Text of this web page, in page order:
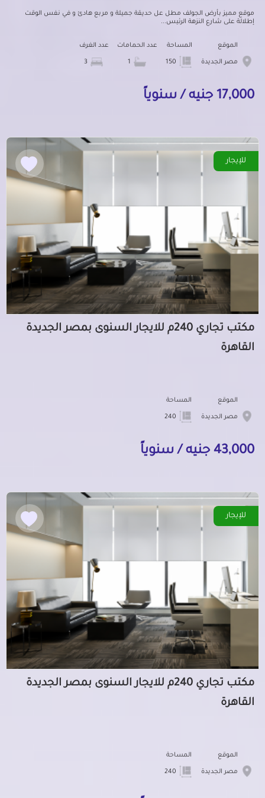
موقع مميز بأرض الجولف مطل عل حديقة جميلة و مربع هادئ و في نفس الوقت
إطلالة على شارع النزهة الرئيس...
الموقع
مصر الجديدة
المساحة عدد الحمامات عدد الغرف
17,000 جنيه / سنوياً
للإيجار
مكتب تجاري 240م للايجار السنوى بمصر الجديدة
القاهرة
الموقع
مصر الجديدة
المساحة
43,000 جنيه / سنوياً
للإيجار
مكتب تجاري 240م للايجار السنوى بمصر الجديدة
القاهرة
الموقع
مصر الجديدة
المساحة